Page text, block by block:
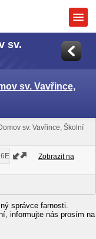
sv.
sv. Vavřince,
sv. Vavřince, Školní
Zobrazit na
správce farnosti.
informujte nás prosím na